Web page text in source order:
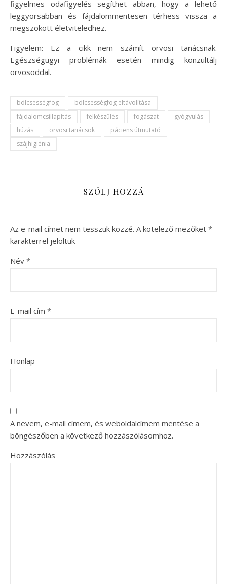
figyelmes odafigyelés segíthet abban, hogy a lehető
leggyorsabban és fájdalommentesen térhess vissza a
megszokott életviteledhez.
Figyelem: Ez a cikk nem számít orvosi tanácsnak.
Egészségügyi problémák esetén mindig konzultálj
orvosoddal.
bölcsességfog
bölcsességfog eltávolítása
fájdalomcsillapítás
felkészülés fogászat
gyógyulás
húzás
orvosi tanácsok
páciens útmutató
szájhigiénia
SZÓLJ HOZZÁ
Az e-mail címet nem tesszük közzé. A kötelező mezőket *
karakterrel jelöltük
Név *
E-mail cím *
Honlap
A nevem, e-mail címem, és weboldalcímem mentése a
böngészőben a következő hozzászólásomhoz.
Hozzászólás